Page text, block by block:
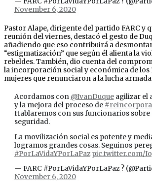
November 6, 2020
Pastor Alape, dirigente del partido FARC y
reunión del viernes, destacó el gesto de
añadiendo que eso contribuirá a
“estigmatización” que según él alienta la
rebeldes. También, dio cuenta del
la incorporación social y económica de los
mujeres que renunciaron a la lucha
Acordamos con @IvanDuqueagilizar el
y la mejora del proceso de
Hablaremos con sus funcionarios
seguridad.
La movilización social es potente y
logramos grandes cosas. Seguinos
#PorLaVidaYPorLaPaz pic.twitter.com/
— FARC #PorLaVidaYPorLaPaz ?
November 6, 2020